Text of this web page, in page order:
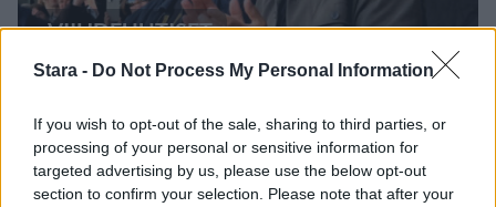
Stara - Do Not Process My Personal Information
If you wish to opt-out of the sale, sharing to third parties, or
processing of your personal or sensitive information for
targeted advertising by us, please use the below opt-out
section to confirm your selection. Please note that after your
VIIHDEUUTISET
Barkov juhlivat Eppu Normaalia –
yksityiskohta herätti huomiota